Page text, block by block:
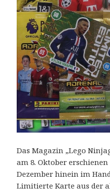
Das Magazin „Lego
am 8. Oktober
Dezember hinein im
Limitierte Karte aus der